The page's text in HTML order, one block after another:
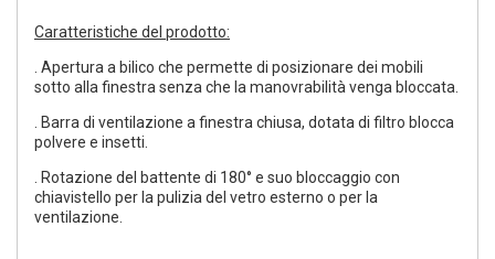
Caratteristiche del prodotto:
. Apertura a bilico che permette di posizionare dei mobili
sotto alla finestra senza che la manovrabilità venga bloccata.
. Barra di ventilazione a finestra chiusa, dotata di filtro blocca
polvere e insetti.
. Rotazione del battente di 180° e suo bloccaggio con
chiavistello per la pulizia del vetro esterno o per la
ventilazione.